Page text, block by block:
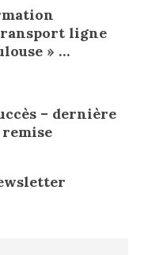
ligne
» …
– dernière